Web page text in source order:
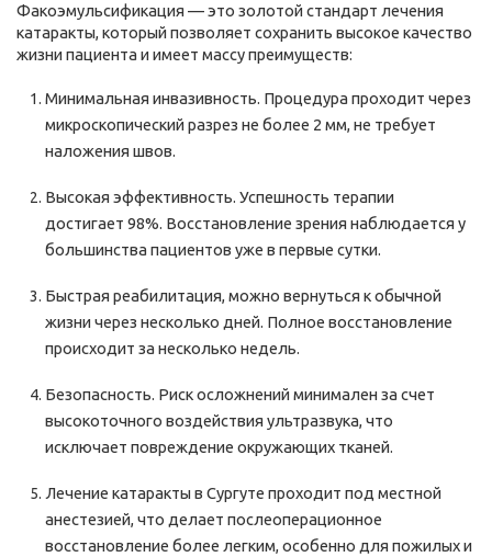
Факоэмульсификация — это золотой стандарт лечения
катаракты, который позволяет сохранить высокое качество
жизни пациента и имеет массу преимуществ:
Минимальная инвазивность. Процедура проходит через
микроскопический разрез не более 2 мм, не требует
наложения швов.
Высокая эффективность. Успешность терапии
достигает 98%. Восстановление зрения наблюдается у
большинства пациентов уже в первые сутки.
Быстрая реабилитация, можно вернуться к обычной
жизни через несколько дней. Полное восстановление
происходит за несколько недель.
Безопасность. Риск осложнений минимален за счет
высокоточного воздействия ультразвука, что
исключает повреждение окружающих тканей.
Лечение катаракты в Сургуте проходит под местной
анестезией, что делает послеоперационное
восстановление более легким, особенно для пожилых и